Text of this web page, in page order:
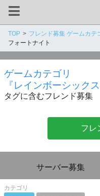
TOP フレンド募集 ゲームカテ
フォートナイト
ゲームカテゴリ
『レインボーシック
タグに含むフレンド募集
フレ
サーバー募集
カテゴリ